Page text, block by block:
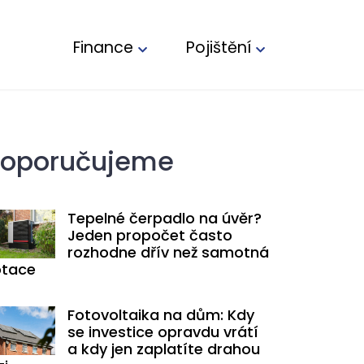
Finance Pojištění
Tepelné čerpadlo na úvěr?
Jeden propočet často
rozhodne dřív než samotná
Fotovoltaika na dům: Kdy
se investice opravdu vrátí
a kdy jen zaplatíte drahou